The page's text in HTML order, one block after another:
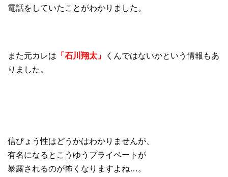
電話をしていたことがわかりました。
また元カレは 「石川翔太」
くんではないかという情報もあ
りました。
信ぴょう性はどうかはわかりませんが、
有名になるとこうゆうプライベートが
暴露されるのが怖くなりますよね…。